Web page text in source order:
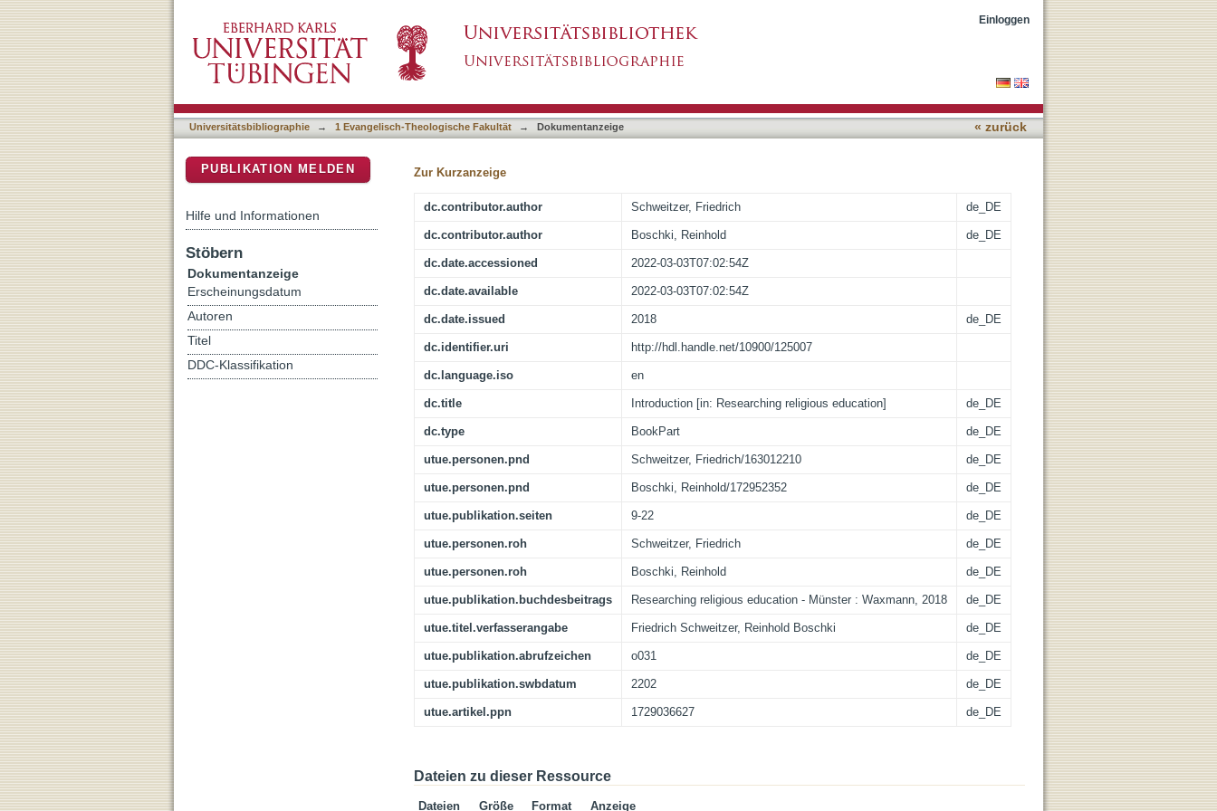
Einloggen
Universitätsbibliographie → 1 Evangelisch-Theologische Fakultät → Dokumentanzeige « zurück
Zur Kurzanzeige
dc.contributor.author Schweitzer, Friedrich de_DE
dc.contributor.author Boschki, Reinhold de_DE
dc.date.accessioned 2022-03-03T07:02:54Z
dc.date.available 2022-03-03T07:02:54Z
dc.date.issued 2018 de_DE
dc.identifier.uri http://hdl.handle.net/10900/125007
dc.language.iso en
dc.title Introduction [in: Researching religious education] de_DE
dc.type BookPart de_DE
utue.personen.pnd Schweitzer, Friedrich/163012210 de_DE
utue.personen.pnd Boschki, Reinhold/172952352 de_DE
utue.publikation.seiten 9-22 de_DE
utue.personen.roh Schweitzer, Friedrich de_DE
utue.personen.roh Boschki, Reinhold de_DE
utue.publikation.buchdesbeitrags Researching religious education - Münster : Waxmann, 2018 de_DE
utue.titel.verfasserangabe Friedrich Schweitzer, Reinhold Boschki de_DE
utue.publikation.abrufzeichen o031 de_DE
utue.publikation.swbdatum 2202 de_DE
utue.artikel.ppn 1729036627 de_DE
Dateien zu dieser Ressource
Dateien Größe Format Anzeige
PUBLIKATION MELDEN
Hilfe und Informationen
Stöbern
Dokumentanzeige
Erscheinungsdatum
Autoren
Titel
DDC-Klassifikation